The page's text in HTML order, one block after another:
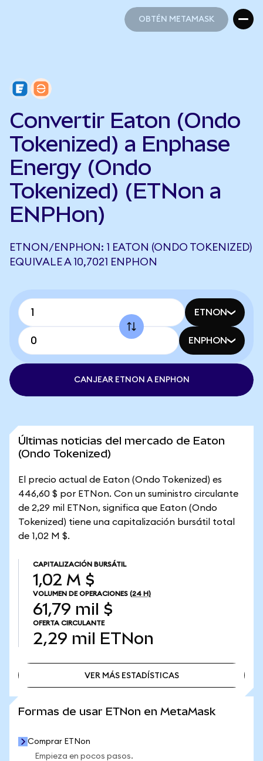
OBTÉN METAMASK
Convertir Eaton (Ondo
Tokenized) a Enphase
Energy (Ondo
Tokenized) (ETNon a
ENPHon)
ETNON/ENPHON: 1 EATON (ONDO TOKENIZED)
EQUIVALE A 10,7021 ENPHON
ETNON
ENPHON
CANJEAR ETNON A ENPHON
Últimas noticias del mercado de Eaton
(Ondo Tokenized)
El precio actual de Eaton (Ondo Tokenized) es
446,60 $ por ETNon. Con un suministro circulante
de 2,29 mil ETNon, significa que Eaton (Ondo
Tokenized) tiene una capitalización bursátil total
de 1,02 M $.
CAPITALIZACIÓN BURSÁTIL
1,02 M $
VOLUMEN DE OPERACIONES (24 H)
61,79 mil $
OFERTA CIRCULANTE
2,29 mil ETNon
VER MÁS ESTADÍSTICAS
Formas de usar ETNon en MetaMask
Comprar ETNon
Empieza en pocos pasos.